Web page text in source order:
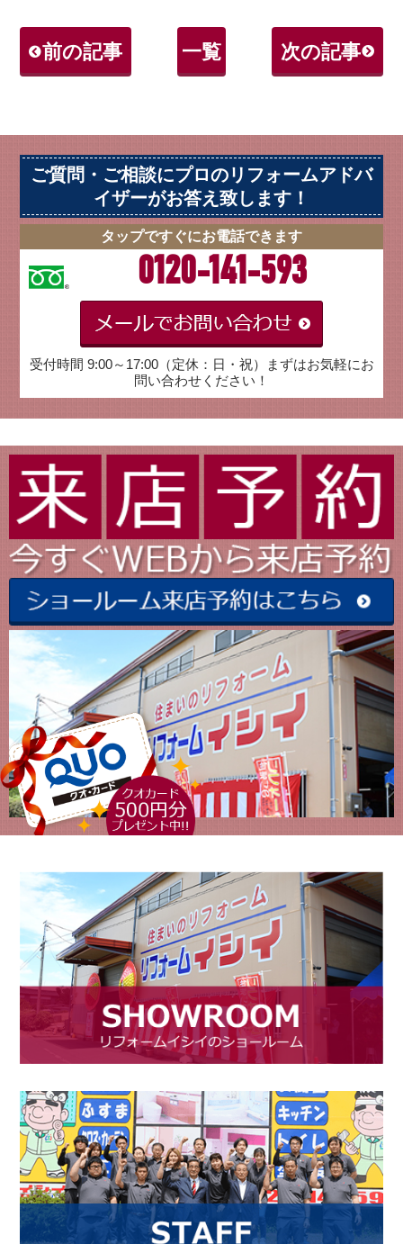
前の記事 一覧 次の記事
ご質問・ご相談にプロのリフォームアドバ
イザーがお答え致します！
タップですぐにお電話できます
0120-141-593
受付時間 9:00～17:00（定休：日・祝）まずはお気軽にお
問い合わせください！